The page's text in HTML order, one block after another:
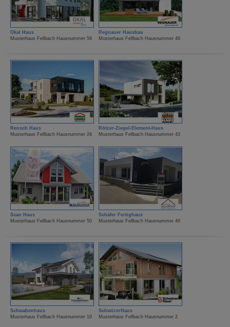
Okal Haus
Musterhaus Fellbach Hausnummer 59
Regnauer Hausbau
Musterhaus Fellbach Hausnummer 49
Rensch Haus
Musterhaus Fellbach Hausnummer 24
Rötzer-Ziegel-Element-Haus
Musterhaus Fellbach Hausnummer 43
Scan Haus
Musterhaus Fellbach Hausnummer 50
Schäfer Fertighaus
Musterhaus Fellbach Hausnummer 46
Schwabenhaus
Musterhaus Fellbach Hausnummer 10
SchwörerHaus
Musterhaus Fellbach Hausnummer 2